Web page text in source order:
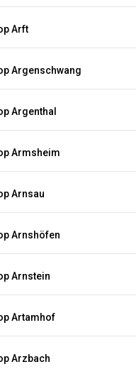
Arft
Argenschwang
Argenthal
Armsheim
Arnsau
Arnshöfen
Arnstein
Artamhof
Arzbach